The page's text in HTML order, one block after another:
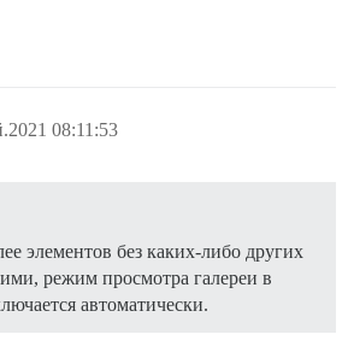
08:11:53
элементов без каких-либо других
режим просмотра галереи в
автоматически.